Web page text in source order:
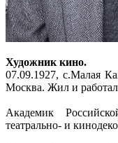
Художник кино.
07.09.1927, с.Малая
Москва. Жил и
Академик
театрально- и